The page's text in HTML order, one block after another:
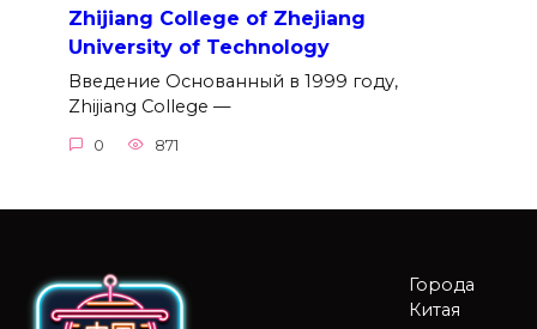
Zhijiang College of Zhejiang
University of Technology
Введение Основанный в 1999 году,
Zhijiang College —
0 871
Города
Китая